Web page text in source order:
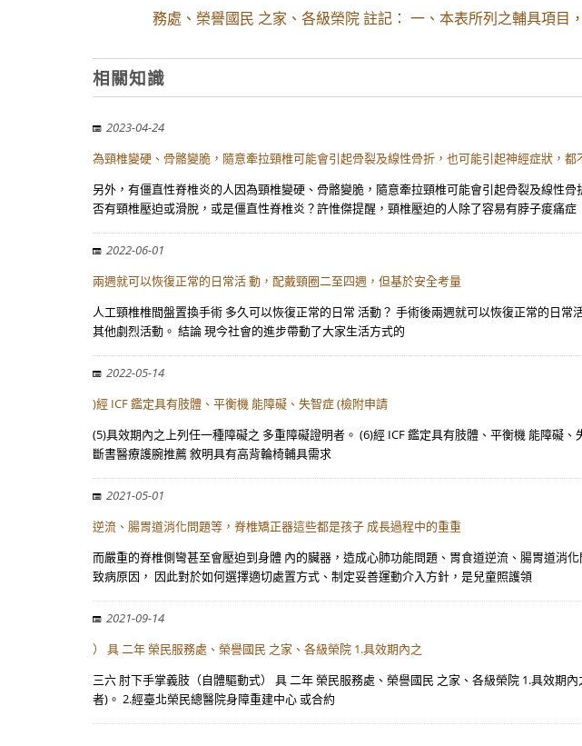
務處、榮譽國民 之家、各級榮院 註記： 一、本表所列之輔具項目，
相關知識
2023-04-24
為頸椎變硬、骨骼變脆，隨意牽拉頸椎可能會引起骨裂及線性骨折，也可能引起神經症狀，
另外，有僵直性脊椎炎的人因為頸椎變硬、骨骼變脆，隨意牽拉頸椎可能會引起骨裂及線性
否有頸椎壓迫或滑脫，或是僵直性脊椎炎？許惟傑提醒，頸椎壓迫的人除了容易有脖子痠痛症
2022-06-01
兩週就可以恢復正常的日常活 動，配戴頸圈二至四週，但基於安全考量
人工頸椎椎間盤置換手術 多久可以恢復正常的日常 活動？ 手術後兩週就可以恢復正常的日
其他劇烈活動。 結論 現今社會的進步帶動了大家生活方式的
2022-05-14
)經 ICF 鑑定具有肢體、平衡機 能障礙、失智症 (檢附申請
(5)具效期內之上列任一種障礙之 多重障礙證明者。 (6)經 ICF 鑑定具有肢體、平衡機 能障礙
斷書醫療護腕推薦 敘明具有高背輪椅輔具需求
2021-05-01
逆流、腸胃道消化問題等，脊椎矯正器這些都是孩子 成長過程中的重重
而嚴重的脊椎側彎甚至會壓迫到身體 內的臟器，造成心肺功能問題、胃食道逆流、腸胃道消
致病原因， 因此對於如何選擇適切處置方式、制定妥善運動介入方針，是兒童照護領
2021-09-14
） 具 二年 榮民服務處、榮譽國民 之家、各級榮院 1.具效期內之
三六 肘下手掌義肢（自體驅動式） 具 二年 榮民服務處、榮譽國民 之家、各級榮院 1.具效期
者)。 2.經臺北榮民總醫院身障重建中心 或合約